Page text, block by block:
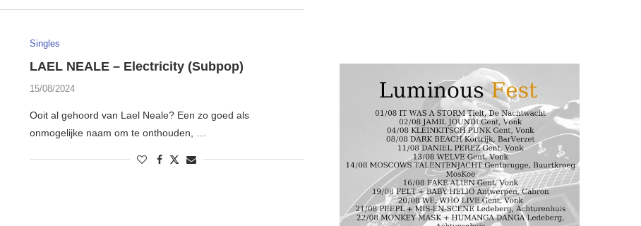
Singles
LAEL NEALE – Electricity (Subpop)
15/08/2024
Ooit al gehoord van Lael Neale? Een zo goed als
onmogelijke naam om te onthouden, …